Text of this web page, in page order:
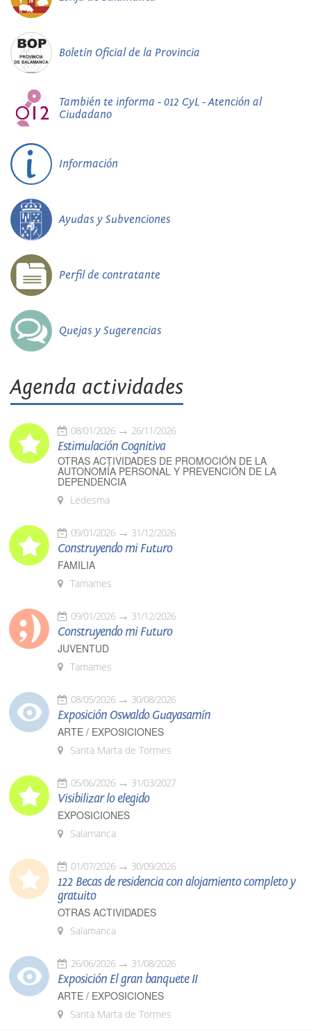
Boletín Oficial de la Provincia
También te informa - 012 CyL - Atención al
Ciudadano
Información
Ayudas y Subvenciones
Perfil de contratante
Quejas y Sugerencias
Agenda actividades
08/01/2026 26/11/2026
Estimulación Cognitiva
OTRAS ACTIVIDADES DE PROMOCIÓN DE LA
AUTONOMÍA PERSONAL Y PREVENCIÓN DE LA
DEPENDENCIA
Ledesma
09/01/2026 31/12/2026
Construyendo mi Futuro
FAMILIA
Tamames
09/01/2026 31/12/2026
Construyendo mi Futuro
JUVENTUD
Tamames
08/05/2026 30/08/2026
Exposición Oswaldo Guayasamín
ARTE / EXPOSICIONES
Santa Marta de Tormes
05/06/2026 31/03/2027
Visibilizar lo elegido
EXPOSICIONES
Salamanca
01/07/2026 30/09/2026
122 Becas de residencia con alojamiento completo y
gratuito
OTRAS ACTIVIDADES
Salamanca
26/06/2026 31/08/2026
Exposición El gran banquete II
ARTE / EXPOSICIONES
Santa Marta de Tormes